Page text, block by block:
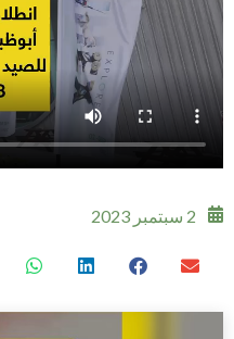
2 سبتمبر 2023